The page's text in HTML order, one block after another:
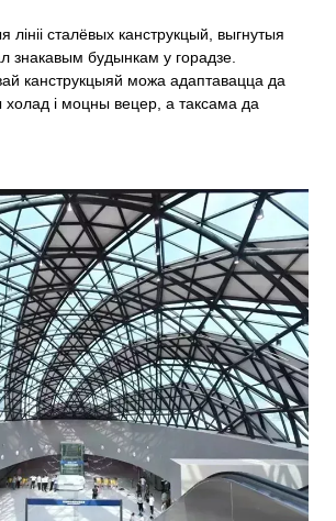
сталёвых канструкцый, выгнутыя
знакавым будынкам у горадзе.
канструкцыяй можа адаптавацца да
холад і моцны вецер, а таксама да